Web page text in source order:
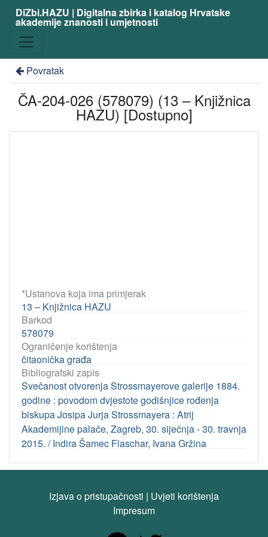
DiZbi.HAZU | Digitalna zbirka i katalog Hrvatske
akademije znanosti i umjetnosti
Povratak
ČA-204-026 (578079) (13 – Knjižnica
HAZU) [Dostupno]
*Ustanova koja ima primjerak
13 – Knjižnica HAZU
Barkod
578079
Ograničenje korištenja
čitaonička građa
Bibliografski zapis
Svečanost otvorenja Strossmayerove galerije 1884.
godine : povodom dvjestote godišnjice rođenja
biskupa Josipa Jurja Strossmayera : Atrij
Akademijine palače, Zagreb, 30. siječnja - 30. travnja
2015. / Indira Šamec Flaschar, Ivana Gržina
Izjava o pristupačnosti | Uvjeti korištenja
Impresum